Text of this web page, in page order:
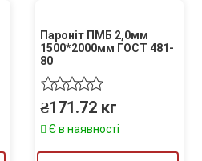
Пароніт ПМБ 2,0мм
1500*2000мм ГОСТ 481-
80
₴171.72 кг
Є в наявності